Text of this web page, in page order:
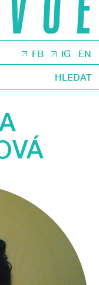
FB IG EN
HLEDAT